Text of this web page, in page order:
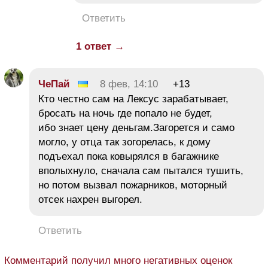
Ответить
1 ответ →
ЧеПай 8 фев, 14:10
+13
Кто честно сам на Лексус зарабатывает,
бросать на ночь где попало не будет,
ибо знает цену деньгам.Загорется и само
могло, у отца так зогорелась, к дому
подъехал пока ковырялся в багажнике
вполыхнуло, сначала сам пытался тушить,
но потом вызвал пожарников, моторный
отсек нахрен выгорел.
Ответить
Комментарий получил много негативных оценок